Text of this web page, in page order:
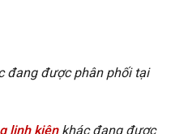
đang được phân phối tại
linh kiện khác đang được